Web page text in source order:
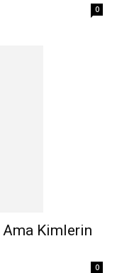
0
Kimlerin
0